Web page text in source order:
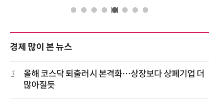
경제 많이 본 뉴스
1
올해 코스닥 퇴출러시 본격화…상장보다 상폐기업 더
많아질듯